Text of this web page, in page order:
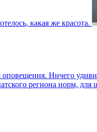
какая же красота.
Ничего
региона норм, для